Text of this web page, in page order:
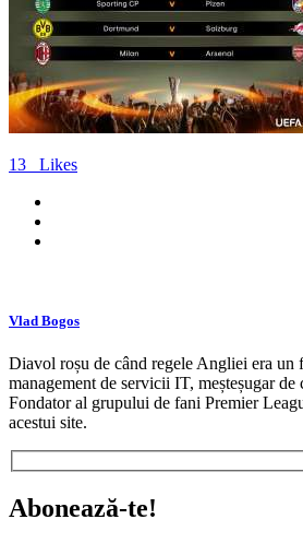
13 Likes
Vlad Bogos
Diavol roșu de când regele Angliei era un
management de servicii IT, meșteșugar
Fondator al grupului de fani Premier
acestui site.
Abonează-te!